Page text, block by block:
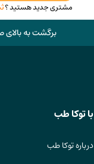
مشتری جدید هستید ؟
برگشت به
با توکا طب
درباره توکا طب